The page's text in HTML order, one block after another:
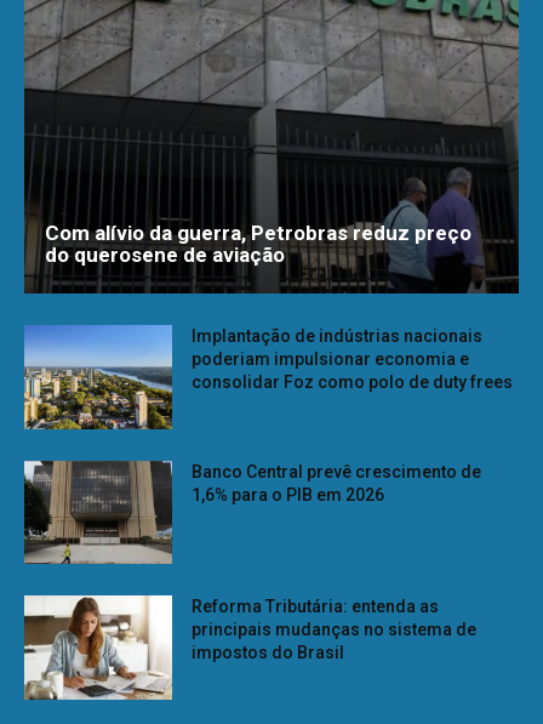
Com alívio da guerra, Petrobras reduz preço
do querosene de aviação
Implantação de indústrias nacionais
poderiam impulsionar economia e
consolidar Foz como polo de duty frees
Banco Central prevê crescimento de
1,6% para o PIB em 2026
Reforma Tributária: entenda as
principais mudanças no sistema de
impostos do Brasil